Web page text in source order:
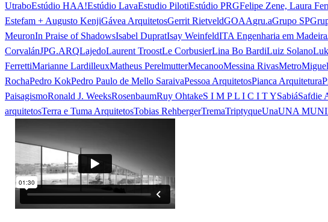
UtraboEstúdio HAA!Estúdio LavaEstudio PilotiEstúdio PRGFelipe Zene, Laura
Estefam + Augusto KenjiGávea ArquitetosGerrit RietveldGOAAgru.aGrupo SP
MeuronIn Praise of ShadowsIsabel DupratIsay WeinfeldITA Engenharia em Madeira
CorvalánJPG.ARQLajedoLaurent TroostLe CorbusierLina Bo BardiLuiz Solano
FerrettiMarianne LardilleuxMatheus PerelmutterMecanooMessina RivasMetro
RochaPedro KokPedro Paulo de Mello SaraivaPessoa ArquitetosPianca Arquitetura
PaisagismoRonald J. WeeksRosenbaumRuy OhtakeS I M P L I C I T YSabiáSafdie
arquitetosTerra e Tuma ArquitetosTobias RehbergerTremaTriptyqueUnaUNA